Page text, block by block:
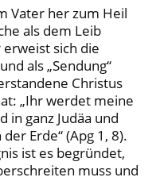
Vater her zum Heil
als dem Leib
sich die
als „Sendung“
Christus
„Ihr werdet meine
in ganz Judäa und
Erde“ (Apg 1, 8).
ist es begründet,
muss und